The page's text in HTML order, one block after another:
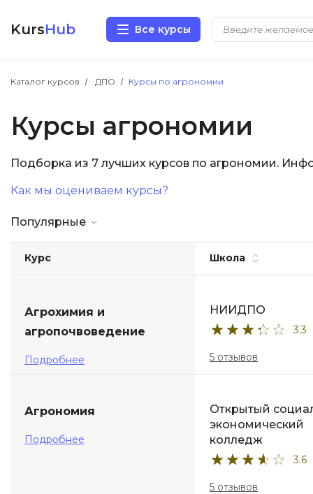
KursHub Все курсы
Каталог курсов ДПО Курсы по агрономии
Курсы агрономии
Подборка из 7 лучших курсов по агрономии.
Как мы оцениваем курсы?
Популярные
Курс Школа
Агрохимия и
агропочвоведение
Подробнее
НИИДПО
3.3
5 отзывов
Агрономия
Подробнее
Открытый
экономический
колледж
3.6
5 отзывов
Разработка
Маркетинг
Аналитика
Иностранные языки
ДПО